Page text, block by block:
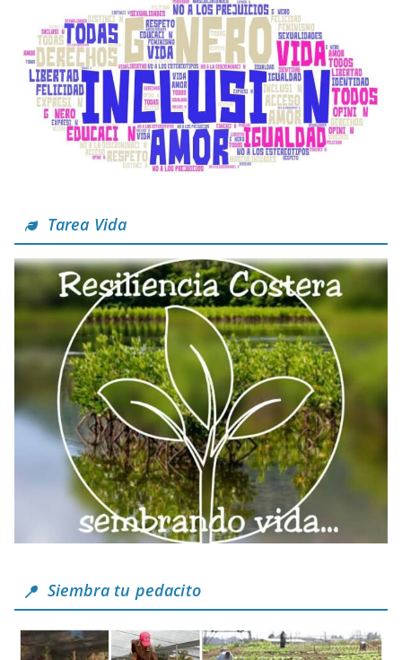
Tarea Vida
Siembra tu pedacito